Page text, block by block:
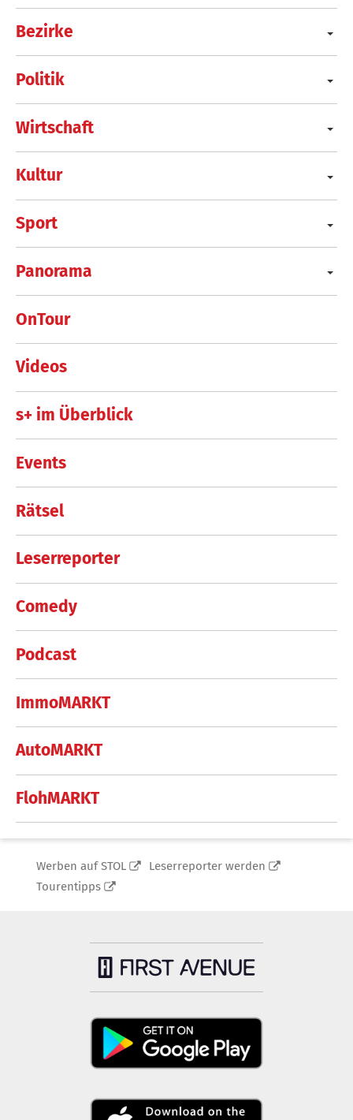
Bezirke
Politik
Wirtschaft
Kultur
Sport
Panorama
OnTour
Videos
s+ im Überblick
Events
Rätsel
Leserreporter
Comedy
Podcast
ImmoMARKT
AutoMARKT
FlohMARKT
Werben auf STOL
Leserreporter werden
Tourentipps